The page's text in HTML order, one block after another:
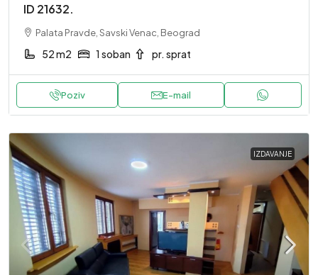
ID 21632.
Palata Pravde, Savski Venac, Beograd
52 m2 1 soban pr. sprat
Poziv E-mail
IZDAVANJE